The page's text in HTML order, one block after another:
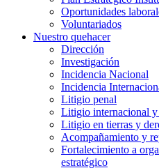
Oportunidades
Voluntariados
Nuestro quehacer
Dirección
Investigación
Incidencia Nacional
Incidencia
Litigio penal
Litigio internacional
Litigio en tierras y
Acompañamiento y
Fortalecimiento a
estratégico